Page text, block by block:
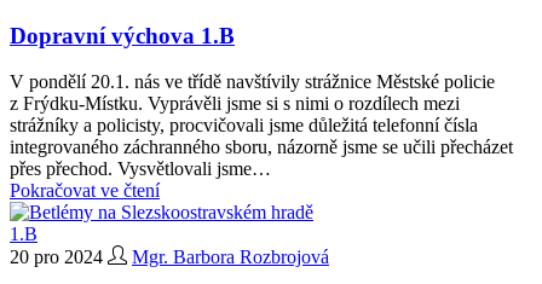
Dopravní výchova 1.B
V pondělí 20.1. nás ve třídě navštívily strážnice Městské policie
z Frýdku-Místku. Vyprávěli jsme si s nimi o rozdílech mezi
strážníky a policisty, procvičovali jsme důležitá telefonní čísla
integrovaného záchranného sboru, názorně jsme se učili přecházet
přes přechod. Vysvětlovali jsme…
Pokračovat ve čtení
1.B
20 pro 2024
Mgr. Barbora Rozbrojová